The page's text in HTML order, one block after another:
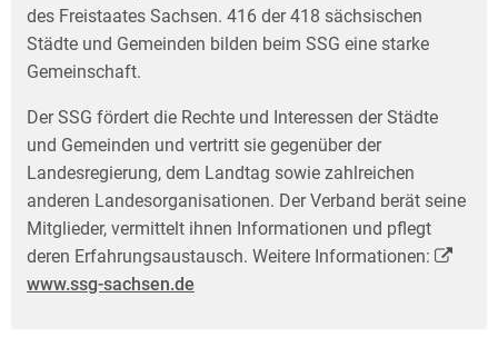
des Freistaates Sachsen. 416 der 418 sächsischen
Städte und Gemeinden bilden beim SSG eine starke
Gemeinschaft.
Der SSG fördert die Rechte und Interessen der Städte
und Gemeinden und vertritt sie gegen­über der
Landesregierung, dem Landtag sowie zahlreichen
anderen Landesorganisationen. Der Verband berät seine
Mitglieder, vermittelt ihnen Informationen und pflegt
deren Erfahrungs­austausch. Weitere Informationen:
www.ssg-sachsen.de